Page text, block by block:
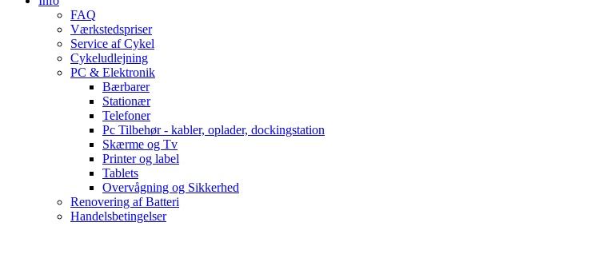
FAQ
Værkstedspriser
Service af Cykel
Cykeludlejning
PC & Elektronik
Bærbarer
Stationær
Telefoner
Pc Tilbehør - kabler, oplader, dockingstation
Skærme og Tv
Printer og label
Tablets
Overvågning og Sikkerhed
Renovering af Batteri
Handelsbetingelser